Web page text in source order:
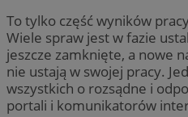
To tylko część wyników
Wiele spraw jest w fazie
jeszcze zamknięte, a nowe
nie ustają w swojej pracy.
wszystkich o rozsądne i
portali i komunikatorów